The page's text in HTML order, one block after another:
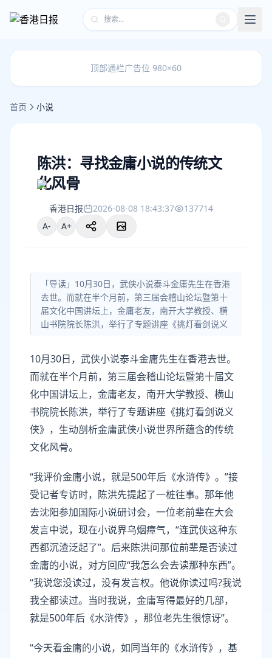
顶部通栏广告位 980×60
首页 小说
陈洪：寻找金庸小说的传统文
化风骨
香港日报 2026-08-08 18:43:37
137714
A-
A+
「导读」10月30日，武侠小说泰斗金庸先生在香港
去世。而就在半个月前，第三届会稽山论坛暨第十
届文化中国讲坛上，金庸老友，南开大学教授、横
山书院院长陈洪，举行了专题讲座《挑灯看剑说义
10月30日，武侠小说泰斗金庸先生在香港去世。
而就在半个月前，第三届会稽山论坛暨第十届文
化中国讲坛上，金庸老友，南开大学教授、横山
书院院长陈洪，举行了专题讲座《挑灯看剑说义
侠》，生动剖析金庸武侠小说世界所蕴含的传统
文化风骨。
“我评价金庸小说，就是500年后《水浒传》。”接
受记者专访时，陈洪先提起了一桩往事。那年他
去沈阳参加国际小说研讨会，一位老前辈在大会
发言中说，现在小说界乌烟瘴气，“连武侠这种东
西都沉渣泛起了”。后来陈洪问那位前辈是否读过
金庸的小说，对方回应“我怎么会去读那种东西”。
“我说您没读过，没有发言权。他说你读过吗?我说
我全都读过。当时我说，金庸写得最好的几部，
就是500年后《水浒传》，那位老先生很惊讶”。
“今天看金庸的小说，如同当年的《水浒传》，基